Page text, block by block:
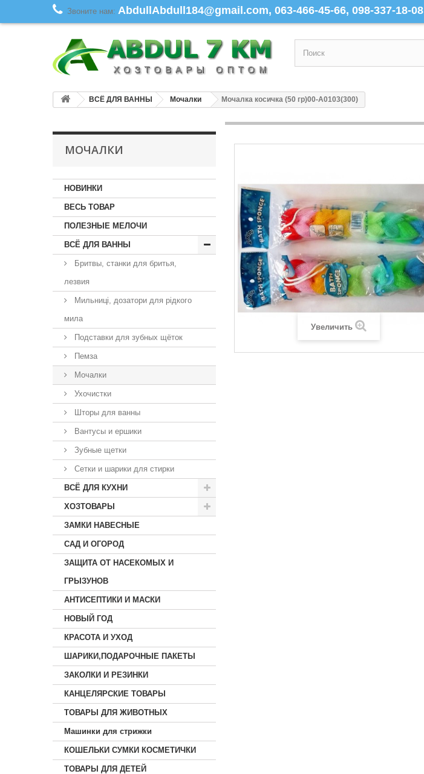
Звоните нам: AbdullAbdull184@gmail.com, 063-466-45-66, 098-337-18-08
ВСЁ ДЛЯ ВАННЫ Мочалки Мочалка косичка (50 гр)00-А0103(300)
МОЧАЛКИ
НОВИНКИ
ВЕСЬ ТОВАР
ПОЛЕЗНЫЕ МЕЛОЧИ
ВСЁ ДЛЯ ВАННЫ
Бритвы, станки для бритья,
лезвия
Мильниці, дозатори для рідкого
мила
Подставки для зубных щёток
Пемза
Мочалки
Ухочистки
Шторы для ванны
Вантусы и ершики
Зубные щетки
Сетки и шарики для стирки
ВСЁ ДЛЯ КУХНИ
ХОЗТОВАРЫ
ЗАМКИ НАВЕСНЫЕ
САД И ОГОРОД
ЗАЩИТА ОТ НАСЕКОМЫХ И
ГРЫЗУНОВ
АНТИСЕПТИКИ И МАСКИ
НОВЫЙ ГОД
КРАСОТА И УХОД
ШАРИКИ,ПОДАРОЧНЫЕ ПАКЕТЫ
ЗАКОЛКИ И РЕЗИНКИ
КАНЦЕЛЯРСКИЕ ТОВАРЫ
ТОВАРЫ ДЛЯ ЖИВОТНЫХ
Машинки для стрижки
КОШЕЛЬКИ СУМКИ КОСМЕТИЧКИ
ТОВАРЫ ДЛЯ ДЕТЕЙ
Увеличить